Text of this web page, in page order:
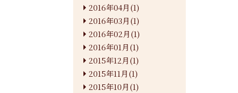
2016年04月(1)
2016年03月(1)
2016年02月(1)
2016年01月(1)
2015年12月(1)
2015年11月(1)
2015年10月(1)